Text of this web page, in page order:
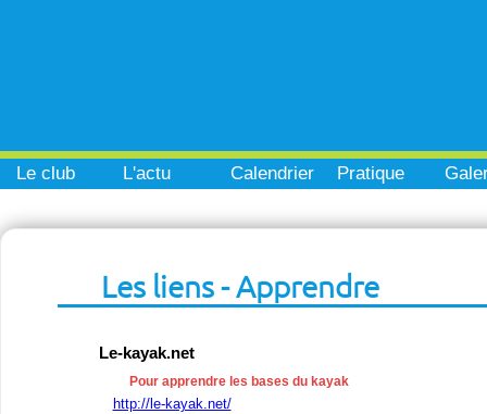
Le club L'actu Calendrier Pratique
Les liens - Apprendre
Le-kayak.net
Pour apprendre les bases du kayak
http://le-kayak.net/